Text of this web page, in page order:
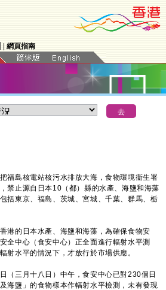
網頁指南
島核電站核污水排放大海，食物環境衞生署
禁止源自日本10（都）縣的水產、海鹽和海藻
括東京、福島、茨城、宮城、千葉、群馬、栃
的日本水產、海鹽和海藻，為確保食物安
全中心（食安中心）正全面進行輻射水平測
射水平的情況下，才放行於市場供應。
三月十八日）中午，食安中心已對230個日
海鹽」的食物樣本作輻射水平檢測，未有發現